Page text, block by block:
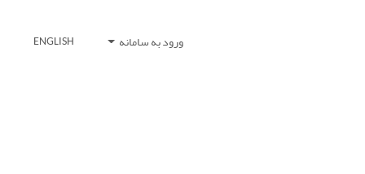
ورود به سامانه ENGLISH